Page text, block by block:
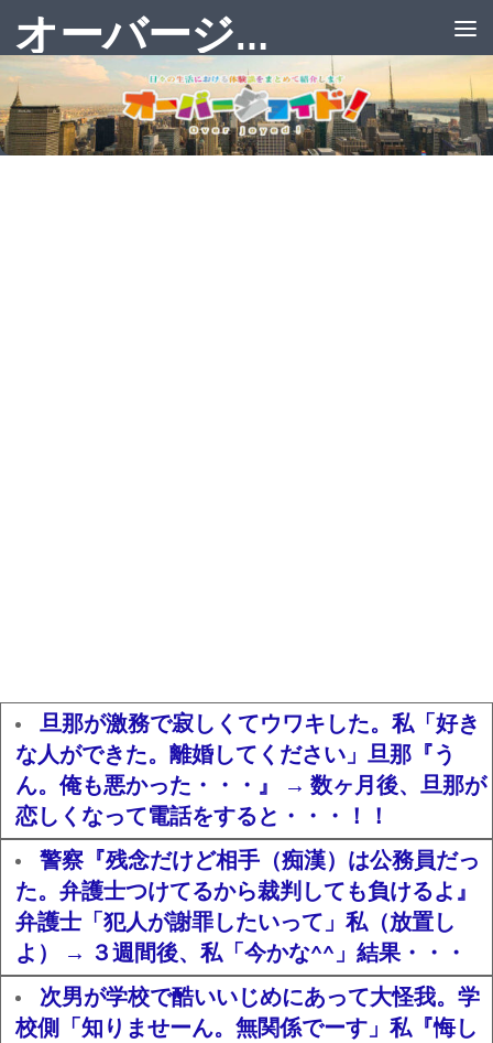
オーバージョイド！
旦那が激務で寂しくてウワキした。私「好き
な人ができた。離婚してください」旦那『う
ん。俺も悪かった・・・』 → 数ヶ月後、旦那が
恋しくなって電話をすると・・・！！
警察『残念だけど相手（痴漢）は公務員だっ
た。弁護士つけてるから裁判しても負けるよ』
弁護士「犯人が謝罪したいって」私（放置し
よ） → ３週間後、私「今かな^^」結果・・・
次男が学校で酷いいじめにあって大怪我。学
校側「知りませーん。無関係でーす」私『悔し